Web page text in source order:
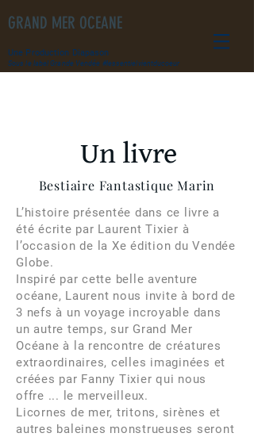
GRAND MER OCEANE
Une Production Diapason
Sous le label Grande Vendée #lessentielvientducoeur
Un livre
Bestiaire Fantastique Marin
L’histoire présentée dans ce livre a
été écrite par Laurent Tixier à
l’occasion de la Xe édition du Vendée
Globe.
Inspiré par cette belle aventure
océane, Laurent nous invite à bord de
3 nefs à un voyage incroyable dans
un autre temps, sur Grand Mer
Océane à la rencontre de créatures
extraordinaires, celles imaginées et
créées par Fanny Tixier qui nous
offre ... le merveilleux.
Licornes de mer, tritons, sirènes et
autres baleines monstrueuses seront